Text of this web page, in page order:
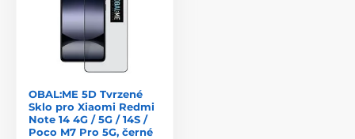
OBAL:ME 5D Tvrzené
Sklo pro Xiaomi Redmi
Note 14 4G / 5G / 14S /
Poco M7 Pro 5G, černé